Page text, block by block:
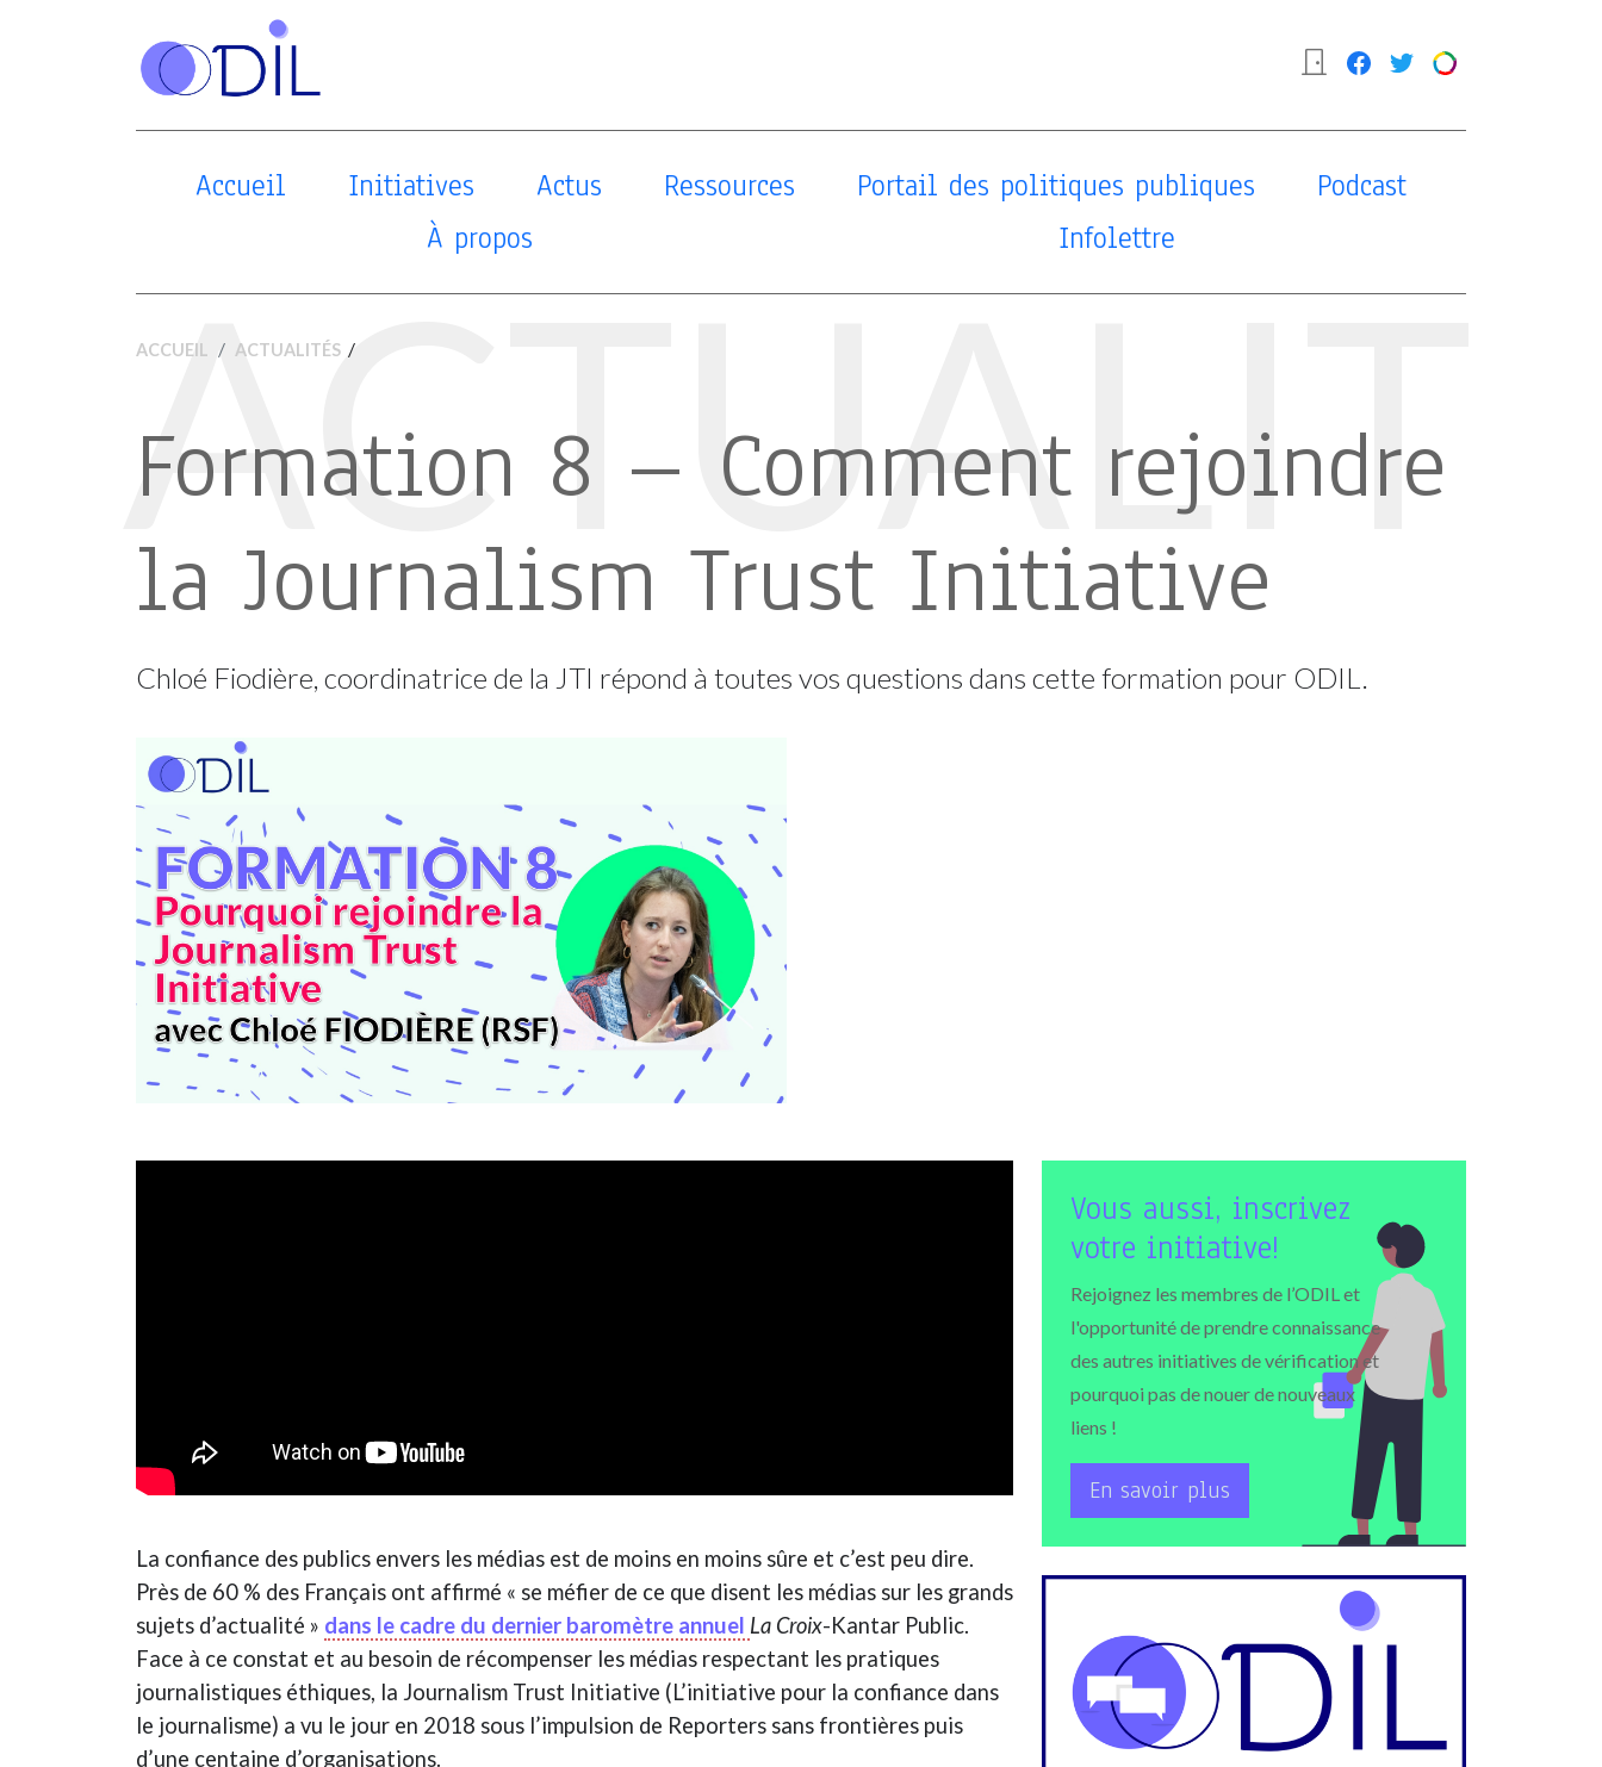
Accueil Initiatives Actus Ressources Portail des politiques publiques
Podcast
À propos
Infolettre
ACCUEIL ACTUALITÉS /
Formation 8 – Comment rejoindre
la Journalism Trust Initiative
Chloé Fiodière, coordinatrice de la JTI répond à toutes vos questions dans cette formation pour ODIL.
La confiance des publics envers les médias est de moins en moins sûre et c’est peu dire.
Près de 60 % des Français ont affirmé « se méfier de ce que disent les médias sur les grands
sujets d’actualité » dans le cadre du dernier baromètre annuel La Croix-Kantar Public.
Face à ce constat et au besoin de récompenser les médias respectant les pratiques
journalistiques éthiques, la Journalism Trust Initiative (L’initiative pour la confiance dans
le journalisme) a vu le jour en 2018 sous l’impulsion de Reporters sans frontières puis
d’une centaine d’organisations.
Vous aussi, inscrivez
votre initiative!
Rejoignez les membres de l’ODIL et
l'opportunité de prendre connaissance
des autres initiatives de vérification et
pourquoi pas de nouer de nouveaux
liens !
En savoir plus